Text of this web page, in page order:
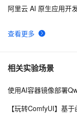
查看更多
阿里云 AI 原生应用开
相关实验场景
使用AI容器镜像部署
【玩转ComfyUI】基